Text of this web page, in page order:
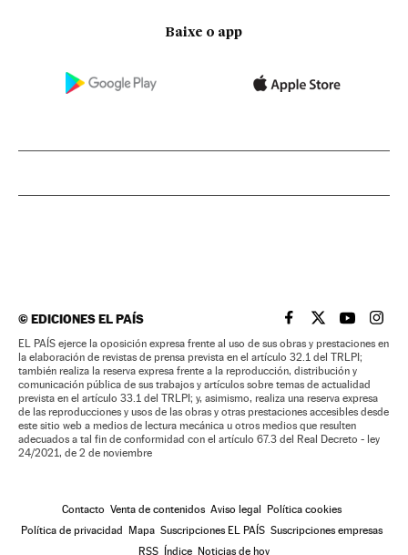
Baixe o app
©EDICIONES EL PAÍS EL PAÍS BRASIL EN
EL PAÍSEL PAÍS
EL
EL PAÍS ejerce la oposición expresa frente al uso de sus obras y prestaciones en
la elaboración de revistas de prensa prevista en el artículo 32.1 del TRLPI;
también realiza la reserva expresa frente a la reproducción, distribución y
comunicación pública de sus trabajos y artículos sobre temas de actualidad
prevista en el artículo 33.1 del TRLPI; y, asimismo, realiza una reserva expresa
de las reproducciones y usos de las obras y otras prestaciones accesibles desde
este sitio web a medios de lectura mecánica u otros medios que resulten
adecuados a tal fin de conformidad con el artículo 67.3 del Real Decreto - ley
24/2021, de 2 de noviembre
Contacto Venta de contenidos Aviso legal Política cookies
Política de privacidad Mapa Suscripciones EL PAÍS Suscripciones empresas
RSS Índice Noticias de hoy